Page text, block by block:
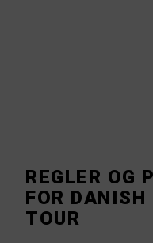
REGLER OG
FOR DANISH
TOUR